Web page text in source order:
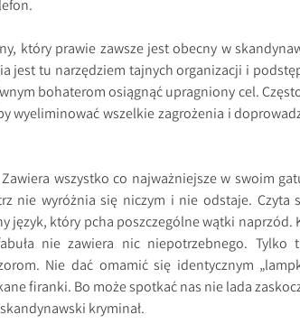
który prawie zawsze jest obecny w
jest tu narzędziem tajnych organizacji i
bohaterom osiągnąć upragniony cel.
wyeliminować wszelkie zagrożenia i
wszystko co najważniejsze w swoim
nie wyróżnia się niczym i nie odstaje. Czyta
język, który pcha poszczególne wątki naprzód.
nie zawiera nic niepotrzebnego. Tylko
Nie dać omamić się identycznym
firanki. Bo może spotkać nas nie lada
kryminał.